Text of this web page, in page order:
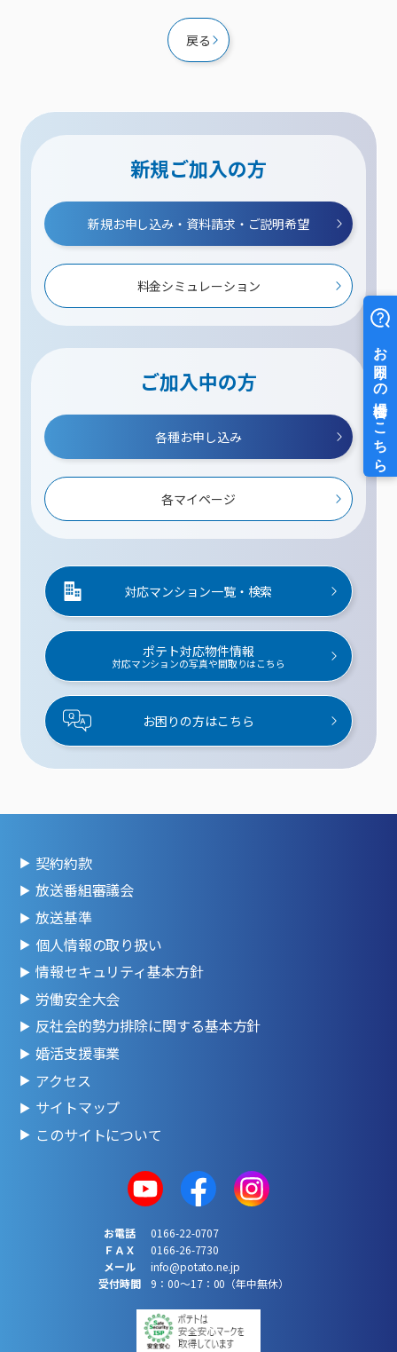
戻る
新規ご加入の方
新規お申し込み・資料請求・ご説明希望
料金シミュレーション
ご加入中の方
各種お申し込み
各マイページ
対応マンション一覧・検索
ポテト対応物件情報
対応マンションの写真や間取りはこちら
お困りの方はこちら
契約約款
放送番組審議会
放送基準
個人情報の取り扱い
情報セキュリティ基本方針
労働安全大会
反社会的勢力排除に関する基本方針
婚活支援事業
アクセス
サイトマップ
このサイトについて
お電話
0166-22-0707
ＦＡＸ
0166-26-7730
メール
info@potato.ne.jp
受付時間
9：00～17：00（年中無休）